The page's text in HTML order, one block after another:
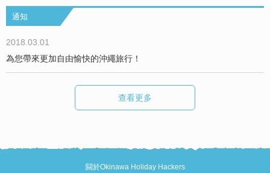
通知
2018.03.01
為您帶來更加自由愉快的沖繩旅行！
查看更多
闗於Okinawa Holiday Hackers